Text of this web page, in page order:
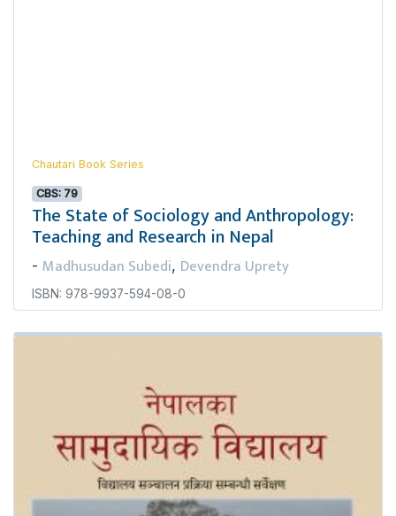
Chautari Book Series
CBS: 79
The State of Sociology and Anthropology:
Teaching and Research in Nepal
- Madhusudan Subedi, Devendra Uprety
ISBN: 978-9937-594-08-0